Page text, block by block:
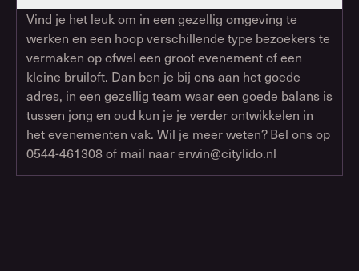
Vind je het leuk om in een gezellig omgeving te
werken en een hoop verschillende type bezoekers te
vermaken op ofwel een groot evenement of een
kleine bruiloft. Dan ben je bij ons aan het goede
adres, in een gezellig team waar een goede balans is
tussen jong en oud kun je je verder ontwikkelen in
het evenementen vak. Wil je meer weten? Bel ons op
0544-461308 of mail naar erwin@citylido.nl